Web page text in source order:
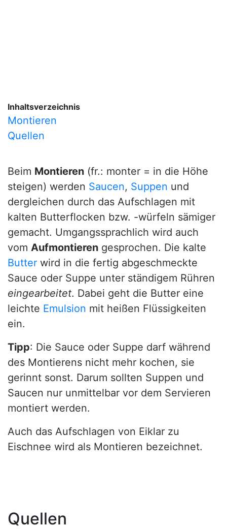
Inhaltsverzeichnis
Montieren
Quellen
Beim Montieren (fr.: monter = in die Höhe
steigen) werden Saucen, Suppen und
dergleichen durch das Aufschlagen mit
kalten Butterflocken bzw. -würfeln sämiger
gemacht. Umgangssprachlich wird auch
vom Aufmontieren gesprochen. Die kalte
Butter wird in die fertig abgeschmeckte
Sauce oder Suppe unter ständigem Rühren
eingearbeitet. Dabei geht die Butter eine
leichte Emulsion mit heißen Flüssigkeiten
ein.
Tipp: Die Sauce oder Suppe darf während
des Montierens nicht mehr kochen, sie
gerinnt sonst. Darum sollten Suppen und
Saucen nur unmittelbar vor dem Servieren
montiert werden.
Auch das Aufschlagen von Eiklar zu
Eischnee wird als Montieren bezeichnet.
Quellen